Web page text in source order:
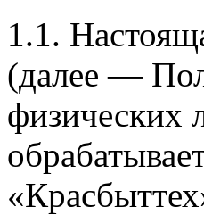
1.1.
(далее —
физических